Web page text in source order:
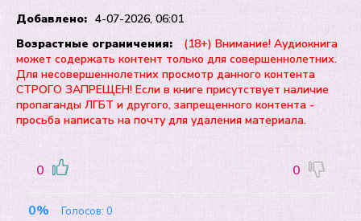
Добавлено: 4-07-2026, 06:01
Возрастные ограничения:
(18+) Внимание! Аудиокнига
может содержать контент только для совершеннолетних.
Для несовершеннолетних просмотр данного контента
СТРОГО ЗАПРЕЩЕН! Если в книге присутствует наличие
пропаганды ЛГБТ и другого, запрещенного контента -
просьба написать на почту для удаления материала.
0 0
0% Голосов: 0